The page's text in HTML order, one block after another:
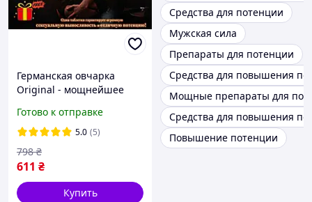
Германская овчарка
Original - мощнейшее
потенции! Сексуальная
выносливость на всю
ночь!
Готово к отправке
5.0 (5)
611 ₴
798 ₴
Купить
Средства для потенции
Мужская сила
Препараты для потенции
Средства для повышения
Мощные препараты для
Средства для повышения
Повышение потенции